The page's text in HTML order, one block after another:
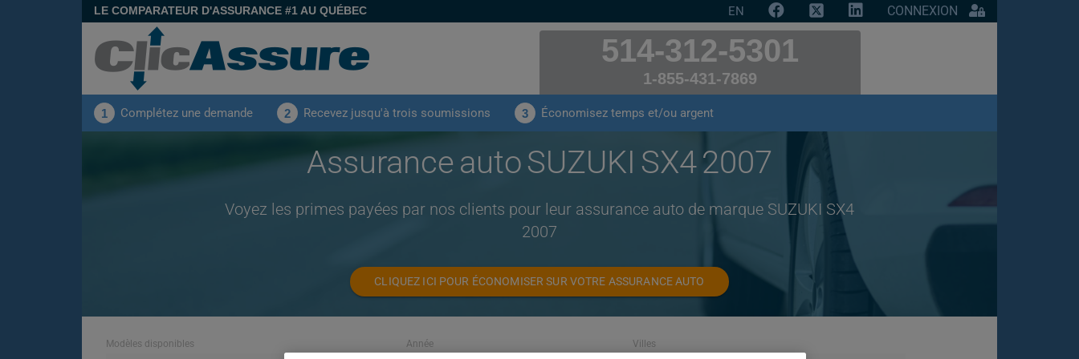
LE COMPARATEUR D'ASSURANCE #1 AU QUÉBEC EN CONNEXION
514-312-5301
1-855-431-7869
1 Complétez une demande 2 Recevez jusqu'à trois soumissions 3 Économisez temps et/ou argent
Assurance auto SUZUKI SX4 2007
Voyez les primes payées par nos clients pour leur assurance auto de marque SUZUKI SX4
2007
CLIQUEZ ICI POUR ÉCONOMISER SUR VOTRE ASSURANCE AUTO
Modèles disponibles Année Villes